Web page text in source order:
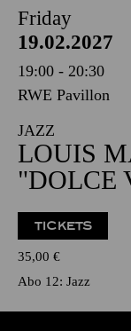
Friday
19.02.2027
19:00 - 20:30
RWE Pavillon
JAZZ
LOUIS
"DOLCE
TICKETS
35,00 €
Abo 12: Jazz